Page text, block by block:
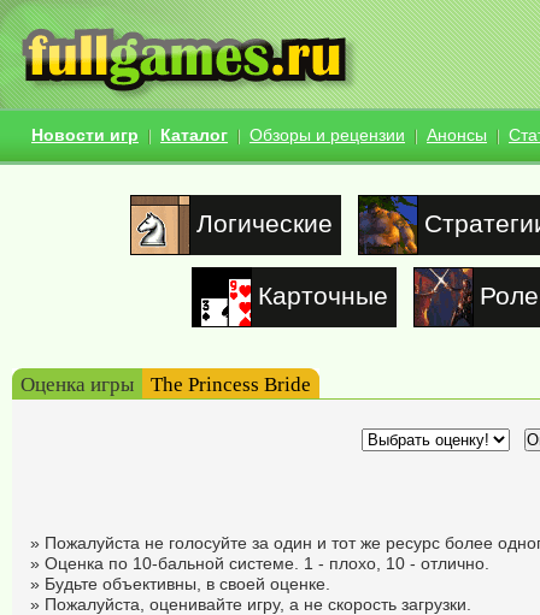
Новости игр Каталог Обзоры и рецензии Анонсы
Логические
Карточные
Оценка игры The Princess Bride
» Пожалуйста не голосуйте за один и тот же ресурс более
» Оценка по 10-бальной системе. 1 - плохо, 10 - отлично.
» Будьте объективны, в своей оценке.
» Пожалуйста, оценивайте игру, а не скорость загрузки.